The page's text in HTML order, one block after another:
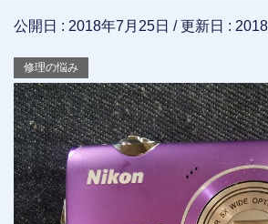
公開日 : 2018年7月25日 / 更新日 :
修理の悩み